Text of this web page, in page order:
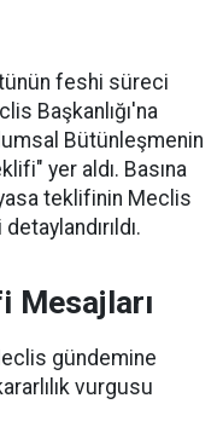
feshi süreci
Başkanlığı'na
Bütünleşmenin
yer aldı. Basına
teklifinin Meclis
Mesajları
gündemine
vurgusu